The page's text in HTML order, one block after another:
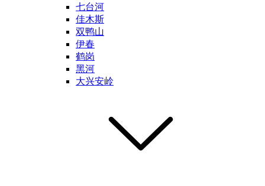
七台河
佳木斯
双鸭山
伊春
鹤岗
黑河
大兴安岭